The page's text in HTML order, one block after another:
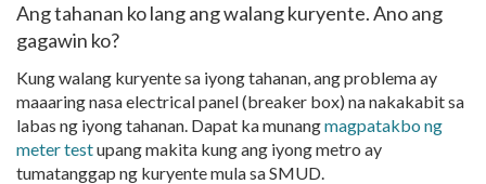
Ang tahanan ko lang ang walang kuryente. Ano ang
gagawin ko?
Kung walang kuryente sa iyong tahanan, ang problema ay
maaaring nasa electrical panel (breaker box) na nakakabit sa
labas ng iyong tahanan. Dapat ka munangmagpatakbo ng
meter testupang makita kung ang iyong metro ay
tumatanggap ng kuryente mula sa SMUD.